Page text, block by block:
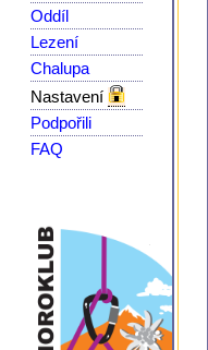
Oddíl
Lezení
Chalupa
Nastavení
Podpořili
FAQ